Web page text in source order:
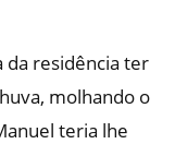
da residência ter
molhando o
teria lhe